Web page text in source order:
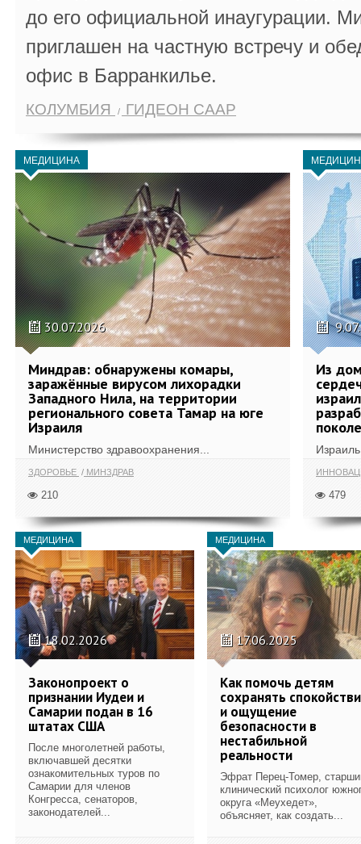
до его официальной инаугурации.
приглашен на частную встречу и
офис в Барранкилье.
КОЛУМБИЯ ГИДЕОН СААР
МЕДИЦИНА
30.07.2026
Миндрав: обнаружены комары,
заражённые вирусом лихорадки
Западного Нила, на территории
регионального совета Тамар на юге
Израиля
Министерство здравоохранения...
ЗДОРОВЬЕ МИНЗДРАВ
210
Из
Израиль
479
МЕДИЦИНА
18.02.2026
Законопроект о
признании Иудеи и
Самарии подан в 16
штатах США
После многолетней работы,
включавшей десятки
ознакомительных туров по
Самарии для членов
Конгресса, сенаторов,
законодателей...
МЕДИЦИНА
17.06.2025
Как помочь детям
сохранять
и ощущение
безопасности в
нестабильной
реальности
Эфрат Перец-Томер,
клинический психолог
округа «Меухедет»,
объясняет, как создать...